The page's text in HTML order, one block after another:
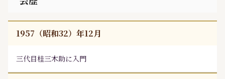
1957（昭和32）年12月
三代目桂三木助に入門